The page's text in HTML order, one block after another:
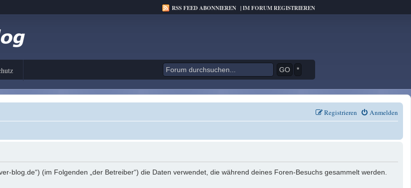
RSS FEED ABONNIEREN |IM FORUM REGISTRIEREN
*
Anmelden
Registrieren
blog.de“) (im Folgenden „der Betreiber“) die Daten verwendet, die während deines Foren-Besuchs gesammelt werden.